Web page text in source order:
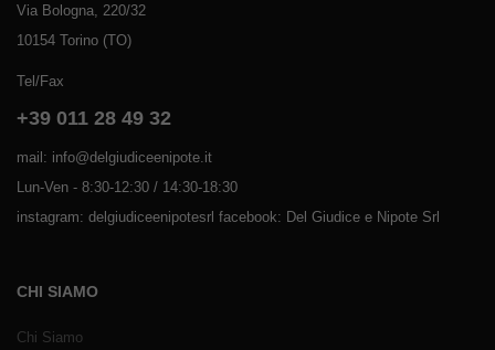
Via Bologna, 220/32
10154 Torino (TO)
Tel/Fax
+39 011 28 49 32
mail: info@delgiudiceenipote.it
Lun-Ven - 8:30-12:30 / 14:30-18:30
instagram: delgiudiceenipotesrl facebook: Del Giudice e Nipote Srl
CHI SIAMO
Chi Siamo